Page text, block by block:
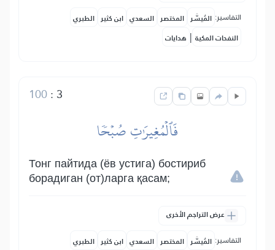
التفاسير: المُيسَّر المختصر السعدي ابن كثير الطبري
النفحات المكية | هدايات
3
:
100
فَٱلۡمُغِيرَٰتِ صُبۡحٗا
Тонг пайтида (ёв устига) бостириб
борадиган (от)ларга қасам;
عرض التراجم الأخرى
التفاسير: المُيسَّر المختصر السعدي ابن كثير الطبري